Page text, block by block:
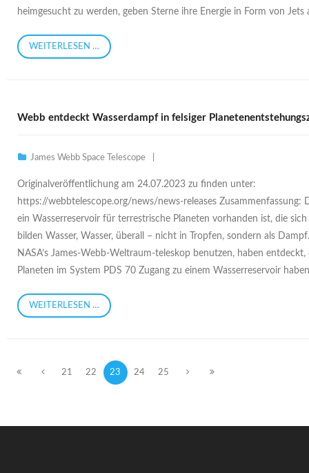
heimgesucht zu werden, geben Sterne ihre Energie in Form von Jets
WEITERLESEN …
Webb entdeckt Wasserdampf in felsiger
James Webb Space Telescope
Originalveröffentlichung am 24.07.2023 zu finden unter:
https://webbtelescope.org/news/news-releases Zusammenfassung:
ein Wasserreservoir für terrestrische Planeten vorhanden ist, die
bilden Wasser, Wasser, überall – nicht in Tropfen, sondern als
NASA’s James-Webb-Weltraum-teleskop benutzen, haben
Planeten im System PDS 70 Zugang zu einem Wasserreservoir
WEITERLESEN …
21 22 23 24 25